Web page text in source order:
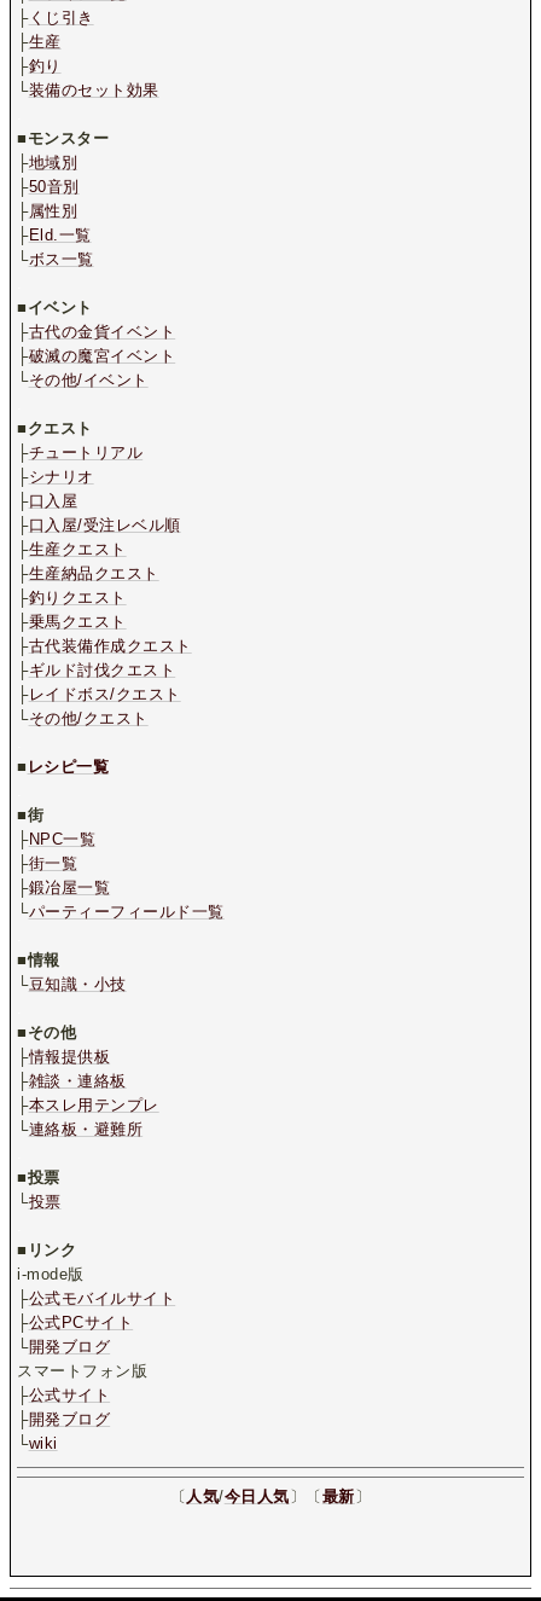
├くじ引き
├生産
├釣り
└装備のセット効果
■ モンスター
├地域別
├50音別
├属性別
├Eld.一覧
└ボス一覧
■ イベント
├古代の金貨イベント
├破滅の魔宮イベント
└その他/イベント
■ クエスト
├チュートリアル
├シナリオ
├口入屋
├口入屋/受注レベル順
├生産クエスト
├生産納品クエスト
├釣りクエスト
├乗馬クエスト
├古代装備作成クエスト
├ギルド討伐クエスト
├レイドボス/クエスト
└その他/クエスト
■ レシピ一覧
■街
├NPC一覧
├街一覧
├鍛冶屋一覧
└パーティーフィールド一覧
■情報
└豆知識・小技
■ その他
├情報提供板
├雑談・連絡板
├本スレ用テンプレ
└連絡板・避難所
■投票
└投票
■ リンク
i-mode版
├公式モバイルサイト
├公式PCサイト
└開発ブログ
スマートフォン版
├公式サイト
├開発ブログ
└wiki
〔 人気/今日人気 〕〔 最新 〕